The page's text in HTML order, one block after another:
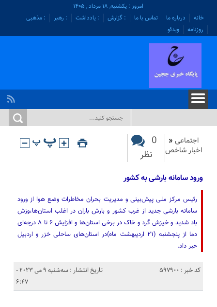
امروز : یکشنبه, ۱۸ مرداد , ۱۴۰۵
خانه
درباره ما تماس با ما : گزارش : یادداشت : رهبر
: مذهبی
روزنامه
ویدئو
اجتماعی «
اخبار شاخص
0
نظر
ورود سامانه بارشی به کشور
رئیس مرکز ملی پیش‌بینی و مدیریت بحران مخاطرات وضع هوا از ورود
سامانه بارشی جدید از غرب کشور و بارش باران در اغلب استان‌ها،وزش
باد شدید و خیزش گرد و خاک در برخی استان‌ها و افزایش ۶ تا ۸ درجه‌ای
دما از پنجشنبه (۲۱ اردیبهشت ماه)در استان‌های ساحلی خزر و اردبیل
خبر داد.
کد خبر : 597900
تاریخ انتشار : سه‌شنبه 9 می 2023 -
6:47